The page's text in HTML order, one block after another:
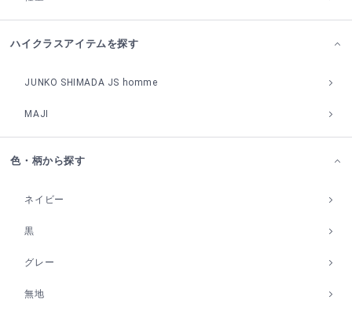
ハイクラスアイテムを探す
JUNKO SHIMADA JS homme
MAJI
色・柄から探す
ネイビー
黒
グレー
無地